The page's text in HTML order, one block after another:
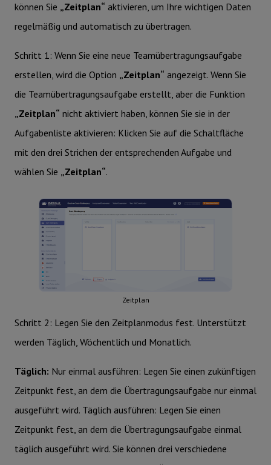
können Sie „Zeitplan“ aktivieren, um Ihre wichtigen Daten
regelmäßig und automatisch zu übertragen.
Schritt 1: Wenn Sie eine neue Teamübertragungsaufgabe
erstellen, wird die Option „Zeitplan“ angezeigt. Wenn Sie
die Teamübertragungsaufgabe erstellt, aber die Funktion
„Zeitplan“ nicht aktiviert haben, können Sie sie in der
Aufgabenliste aktivieren: Klicken Sie auf die Schaltfläche
mit den drei Strichen der entsprechenden Aufgabe und
wählen Sie „Zeitplan“.
Zeitplan
Schritt 2: Legen Sie den Zeitplanmodus fest. Unterstützt
werden Täglich, Wöchentlich und Monatlich.
Täglich: Nur einmal ausführen: Legen Sie einen zukünftigen
Zeitpunkt fest, an dem die Übertragungsaufgabe nur einmal
ausgeführt wird. Täglich ausführen: Legen Sie einen
Zeitpunkt fest, an dem die Übertragungsaufgabe einmal
täglich ausgeführt wird. Sie können drei verschiedene